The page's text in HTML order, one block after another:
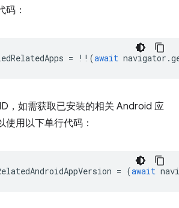
码：
= !! (await navigator .
，如需获取已安装的相关 Android 应
使用以下单行代码：
= (await